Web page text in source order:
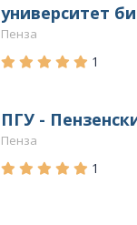
университет
Пенза
1
ПГУ -
Пенза
1